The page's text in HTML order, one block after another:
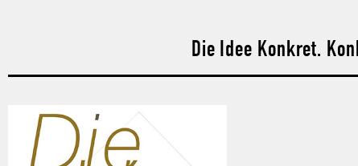
Die Idee Konkret.